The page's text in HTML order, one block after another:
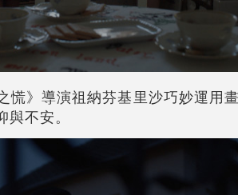
慌》導演祖納芬基里沙巧妙運用
不安。